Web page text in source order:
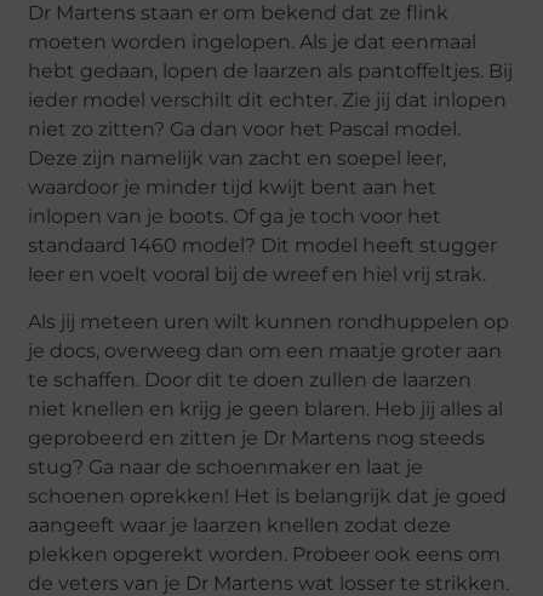
Dr Martens staan er om bekend dat ze flink
moeten worden ingelopen. Als je dat eenmaal
hebt gedaan, lopen de laarzen als pantoffeltjes. Bij
ieder model verschilt dit echter. Zie jij dat inlopen
niet zo zitten? Ga dan voor het Pascal model.
Deze zijn namelijk van zacht en soepel leer,
waardoor je minder tijd kwijt bent aan het
inlopen van je boots. Of ga je toch voor het
standaard 1460 model? Dit model heeft stugger
leer en voelt vooral bij de wreef en hiel vrij strak.
Als jij meteen uren wilt kunnen rondhuppelen op
je docs, overweeg dan om een maatje groter aan
te schaffen. Door dit te doen zullen de laarzen
niet knellen en krijg je geen blaren. Heb jij alles al
geprobeerd en zitten je Dr Martens nog steeds
stug? Ga naar de schoenmaker en laat je
schoenen oprekken! Het is belangrijk dat je goed
aangeeft waar je laarzen knellen zodat deze
plekken opgerekt worden. Probeer ook eens om
de veters van je Dr Martens wat losser te strikken.